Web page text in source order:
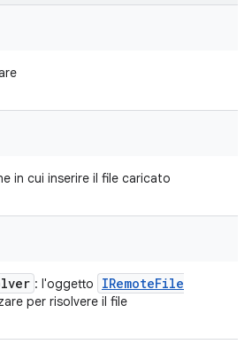
in cui inserire il file caricato
: l'oggetto IRemoteFile
per risolvere il file